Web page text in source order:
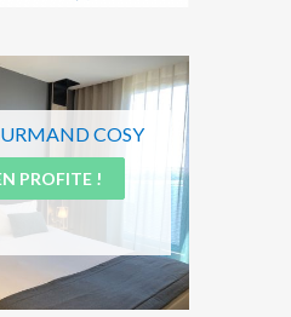
COSY
PROFITE !